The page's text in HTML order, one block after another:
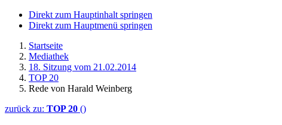
Direkt zum Hauptinhalt springen
Direkt zum Hauptmenü springen
Startseite
Mediathek
18. Sitzung vom 21.02.2014
TOP 20
Rede von Harald Weinberg
zurück zu: TOP 20 ()